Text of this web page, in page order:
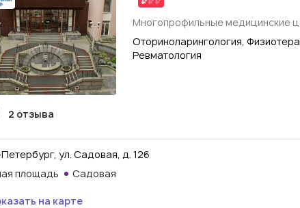
Многопрофильные медицинские
Оториноларингология,
Ревматология
2 отзыва
ул. Садовая, д. 126
площадь
Садовая
на карте